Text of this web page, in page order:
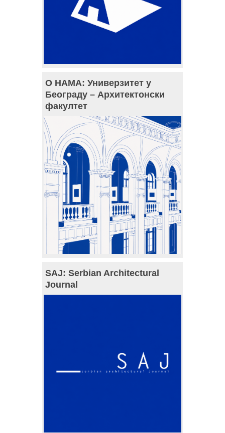
О НАМА: Универзитет у
Београду – Архитектонски
факултет
SAJ: Serbian Architectural
Journal